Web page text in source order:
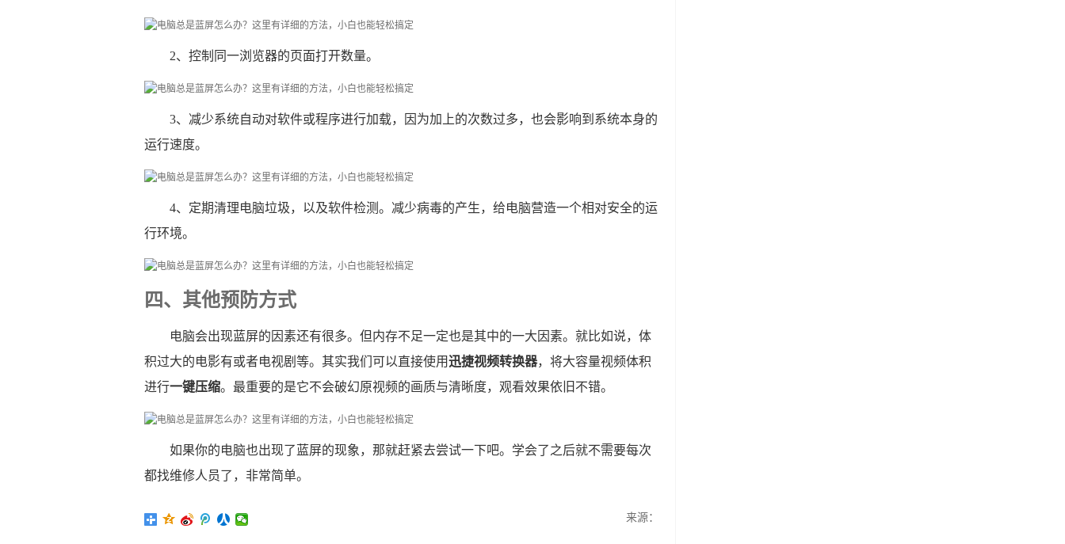
2、控制同一浏览器的页面打开数量。
3、减少系统自动对软件或程序进行加载，因为加上的次数过多，也会影响到系统本身的
运行速度。
4、定期清理电脑垃圾，以及软件检测。减少病毒的产生，给电脑营造一个相对安全的运
行环境。
四、其他预防方式
电脑会出现蓝屏的因素还有很多。但内存不足一定也是其中的一大因素。就比如说，体
积过大的电影有或者电视剧等。其实我们可以直接使用迅捷视频转换器，将大容量视频体积
进行一键压缩。最重要的是它不会破幻原视频的画质与清晰度，观看效果依旧不错。
如果你的电脑也出现了蓝屏的现象，那就赶紧去尝试一下吧。学会了之后就不需要每次
都找维修人员了，非常简单。
来源：